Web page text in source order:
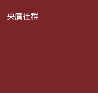
央廣社群